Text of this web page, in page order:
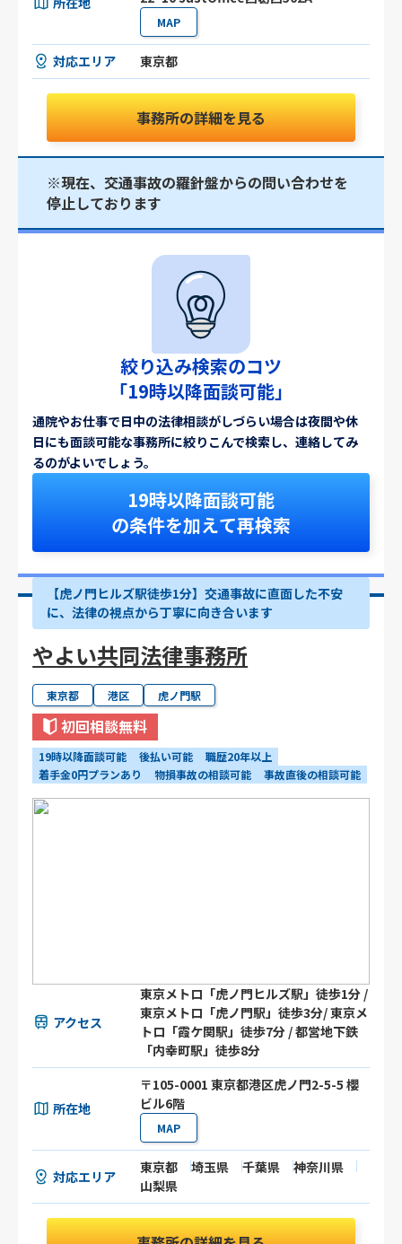
MAP
対応エリア 東京都
事務所の詳細を見る
※現在、交通事故の羅針盤からの問い合わせを
停止しております
絞り込み検索のコツ
「19時以降面談可能」
通院やお仕事で日中の法律相談がしづらい場合は夜間や休
日にも面談可能な事務所に絞りこんで検索し、連絡してみ
るのがよいでしょう。
19時以降面談可能
の条件を加えて再検索
【虎ノ門ヒルズ駅徒歩1分】交通事故に直面した不安
に、法律の視点から丁寧に向き合います
やよい共同法律事務所
東京都 港区 虎ノ門駅
初回相談無料
19時以降面談可能 後払い可能
職歴20年以上
着手金0円プランあり
物損事故の相談可能 事故直後の相談可能
アクセス
東京メトロ「虎ノ門ヒルズ駅」徒歩1分 /
東京メトロ「虎ノ門駅」徒歩3分/ 東京メ
トロ「霞ケ関駅」徒歩7分 / 都営地下鉄
「内幸町駅」徒歩8分
所在地
〒105-0001 東京都港区虎ノ門2-5-5 櫻
ビル6階
MAP
対応エリア
東京都 埼玉県 千葉県
神奈川県
山梨県